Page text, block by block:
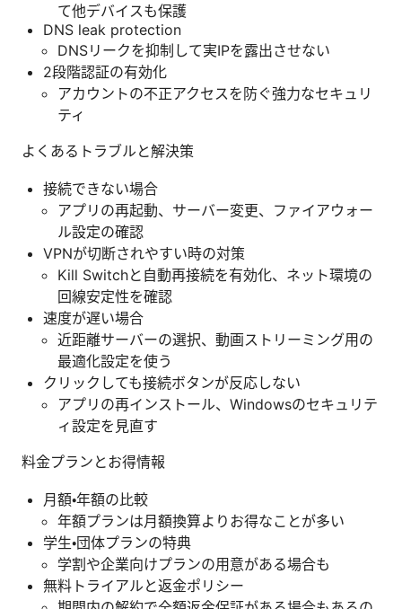
て他デバイスも保護
DNS leak protection
DNSリークを抑制して実IPを露出させない
2段階認証の有効化
アカウントの不正アクセスを防ぐ強力なセキュリ
ティ
よくあるトラブルと解決策
接続できない場合
アプリの再起動、サーバー変更、ファイアウォー
ル設定の確認
VPNが切断されやすい時の対策
Kill Switchと自動再接続を有効化、ネット環境の
回線安定性を確認
速度が遅い場合
近距離サーバーの選択、動画ストリーミング用の
最適化設定を使う
クリックしても接続ボタンが反応しない
アプリの再インストール、Windowsのセキュリテ
ィ設定を見直す
料金プランとお得情報
月額・年額の比較
年額プランは月額換算よりお得なことが多い
学生・団体プランの特典
学割や企業向けプランの用意がある場合も
無料トライアルと返金ポリシー